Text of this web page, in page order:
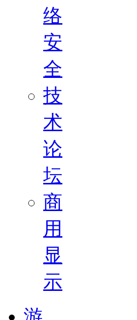
络
安
全
技
术
论
坛
商
用
显
示